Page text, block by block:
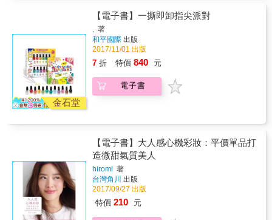
界資深的美甲美睫師，全方位的引領讀者深入
了解：保養、美甲、美睫...等技術剖析，搭配
圖解式的步驟說明，讓變美也能成為簡單的
事。
金石堂
【電子書】一撕即卸指尖派對
. 著
和平國際 出版
2017/11/01 出版
7 折 特價 840 元
電子書
【電子書】大人感心機彩妝：平價單品打
造微甜氣質美人
hiromi 著
台灣角川 出版
2017/09/27 出版
特價 210 元